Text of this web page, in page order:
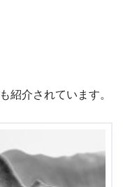
も紹介されています。